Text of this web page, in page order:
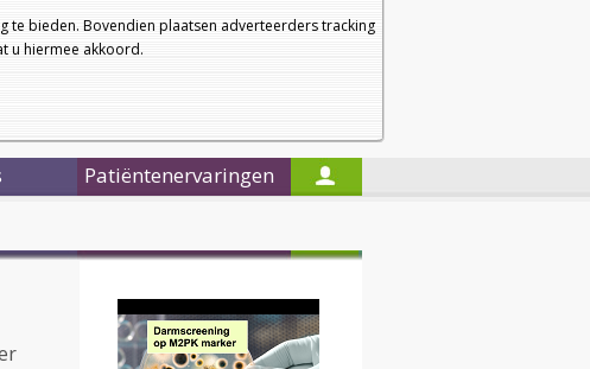
te bieden. Bovendien plaatsen adverteerders tracking
u hiermee akkoord.
a
a
Nieuwsbrief
Startpagina
Patiëntenervaringen